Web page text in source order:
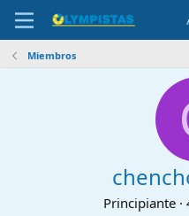
Miembros
Principiante ·